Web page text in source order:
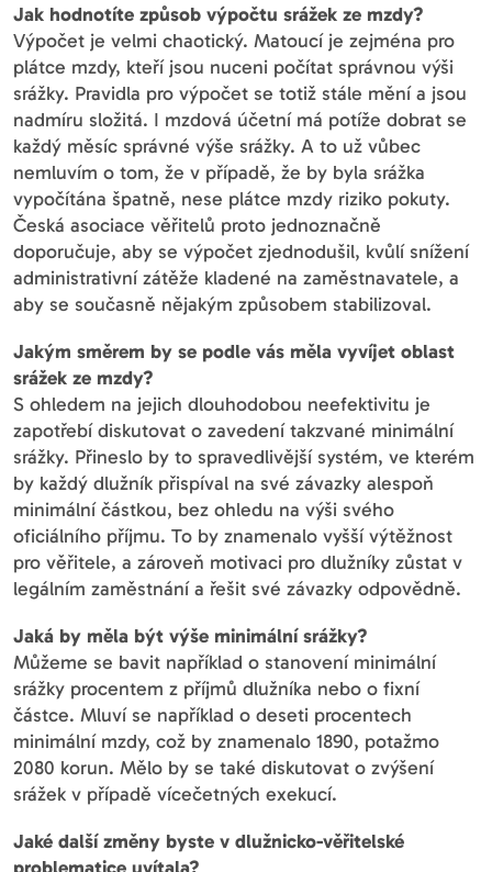
Jak hodnotíte způsob výpočtu srážek ze mzdy?
Výpočet je velmi chaotický. Matoucí je zejména pro
plátce mzdy, kteří jsou nuceni počítat správnou výši
srážky. Pravidla pro výpočet se totiž stále mění a jsou
nadmíru složitá. I mzdová účetní má potíže dobrat se
každý měsíc správné výše srážky. A to už vůbec
nemluvím o tom, že v případě, že by byla srážka
vypočítána špatně, nese plátce mzdy riziko pokuty.
Česká asociace věřitelů proto jednoznačně
doporučuje, aby se výpočet zjednodušil, kvůlí snížení
administrativní zátěže kladené na zaměstnavatele, a
aby se současně nějakým způsobem stabilizoval.
Jakým směrem by se podle vás měla vyvíjet oblast
srážek ze mzdy?
S ohledem na jejich dlouhodobou neefektivitu je
zapotřebí diskutovat o zavedení takzvané minimální
srážky. Přineslo by to spravedlivější systém, ve kterém
by každý dlužník přispíval na své závazky alespoň
minimální částkou, bez ohledu na výši svého
oficiálního příjmu. To by znamenalo vyšší výtěžnost
pro věřitele, a zároveň motivaci pro dlužníky zůstat v
legálním zaměstnání a řešit své závazky odpovědně.
Jaká by měla být výše minimální srážky?
Můžeme se bavit například o stanovení minimální
srážky procentem z příjmů dlužníka nebo o fixní
částce. Mluví se například o deseti procentech
minimální mzdy, což by znamenalo 1890, potažmo
2080 korun. Mělo by se také diskutovat o zvýšení
srážek v případě vícečetných exekucí.
Jaké další změny byste v dlužnicko-věřitelské